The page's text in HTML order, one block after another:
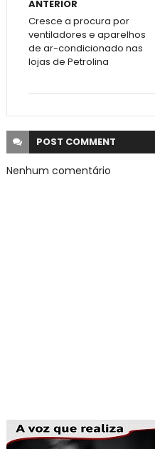
ANTERIOR
Cresce a procura por
ventiladores e aparelhos
de ar-condicionado nas
lojas de Petrolina
POST COMMENT
Nenhum comentário